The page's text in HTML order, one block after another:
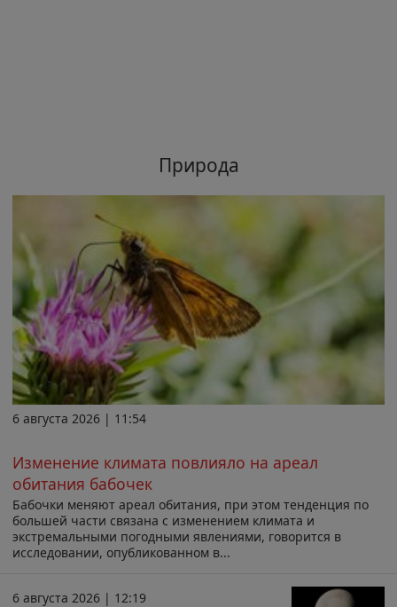
Природа
6 августа 2026 | 11:54
Изменение климата повлияло на ареал
обитания бабочек
Бабочки меняют ареал обитания, при этом тенденция по
большей части связана с изменением климата и
экстремальными погодными явлениями, говорится в
исследовании, опубликованном в...
6 августа 2026 | 12:19